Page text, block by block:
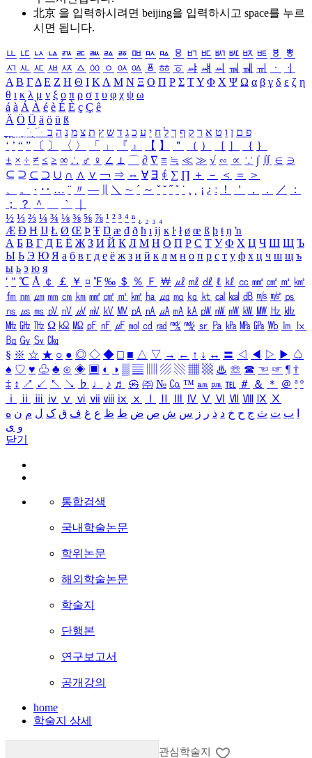
北京 을 입력하시려면 beijing을 입력하시고 space를 누르
시면 됩니다.
ㅥ ㅦ ㅧ ㅨ ㅩ ㅪ ㅫ ㅬ ㅭ ㅮ ㅯ ㅰ ㅱ ㅲ ㅳ ㅴ ㅵ ㅶ ㅷ ㅸ
ㅹ
ㅺ ㅻ ㅼ ㅽ ㅾ ㅿ ㆀ ㆁ ㆂ ㆃ ㆄ ㆅ ㆆ ㆇ ㆈ ㆉ ㆊ ㆋ ㆌ ㆍ
ㆎ
Α Β ΓΔ Ε Ζ Η Θ Ι ΚΛ Μ Ν Ξ Ο Π Ρ Σ ΤΥ Φ Χ Ψ Ω α β γ δ ε ζ η
θ ι κ λ μ ν ξ ο π ρ σ τ υ φ χ ψ ω
á à Á À é è É È ç Ç ê
Ä Ö Ü ä ö ü ß
ִֶֹ ֻּ ׁׂ פ ם ן ו ט א ר ק ף ך ל ח י ע כ ג ד ש ץ ת צ מ נ ה ב
‘ ’ “ ” 〔 〕 〈 〉 「 」 『 』 【 】 ＂ （ ） ［ ］ ｛ ｝
± × ÷ ≠ ≤ ≥ ∞ ∴ ♂ ♀ ∠ ⊥ ⌒ ∂ ∇ ≡ ≒ ≪ ≫ √ ∽ ∝ ∵ ∫ ∬ ∈ ∋
⊆ ⊇ ⊂ ⊃ ∪ ∩ ∧ ∨ ￢ ⇒ ⇔ ∀ ∃ ∮ ∑ ∏ ＋ － ＜ ＝
＞
、
。 · ‥ … ¨ 〃 ― ＼ ∼ ´ ～ ˇ ˘ ˝ ˚ ˙ ¸ ¡ ¿ ː ！ ＇ ， ． ／
：
；
？ ＾ ｀
½ ⅓ ⅔ ¼ ¾ ⅛ ⅜ ⅝ ⅞ ¹ ² ³ ⁴ ⁿ ₁ ₂ ₃ ₄
Æ Ð Ħ Ĳ Ł Ø Œ Þ Ŧ Ŋ æ đ ð ħ ı ĳ ĸ ŀ ł ø œ ß þ ŧ ŋ ŉ
А Б В Г Д Е Ё Ж З И Й К Л М Н О П Р С Т У Ф Х Ц Ч Ш Щ Ъ
Ы Ь Э Ю Я а б в г д е ё ж з и й к л м н о п р с т у ф х ц ч ш щ ъ
ы ь э ю я
′ ″ ℃ Å ￠ ￡ ￥ ¤ ℉ ‰ ＄ ％ Ｆ ￦ ㎕ ㎖ ㎗ ℓ ㎘ ㏄ ㎣ ㎤ ㎥ ㎦
㎙ ㎚ ㎛ ㎜ ㎝ ㎞ ㎟ ㎠ ㎡ ㎢ ㏊ ㎍ ㎎ ㎏ ㏏ ㎈ ㎉ ㏈ ㎧ ㎨ ㎰
㎱ ㎲ ㎳ ㎴ ㎵ ㎶ ㎷ ㎸ ㎹ ㎀ ㎁ ㎂ ㎃ ㎄ ㎺ ㎻ ㎽ ㎾ ㎿ ㎐ ㎑
㎒ ㎓ ㎔ Ω ㏀ ㏁ ㎊ ㎋ ㎌ ㏖ ㏅ ㎭ ㎮ ㎯ ㏛ ㎩ ㎪ ㎫ ㎬ ㏝ ㏐
㏓
㏃ ㏉ ㏜ ㏆
§ ※ ☆ ★ ○ ● ◎ ◇ ◆ □ ■ △ ▽ → ← ↑ ↓ ↔ 〓 ◁ ◀ ▷ ▶ ♤
♠ ♡ ♥ ♧ ♣ ⊙ ◈ ▣ ◐ ◑ ▒ ▤ ▨ ▧ ▦ ▩ ♨ ☏ ☎ ☜ ☞ ¶ †
‡ ↕ ↗ ↙ ↖ ↘ ♭ ♩ ♪ ♬ ㉿ ㈜ № ㏇ ™ ㏂ ㏘ ℡ ＃ ＆ ＊ ＠ ª º
ⅰ
ⅱ ⅲ ⅳ ⅴ ⅵ ⅶ ⅷ ⅸ ⅹ Ⅳ Ⅴ Ⅵ Ⅶ Ⅷ Ⅸ Ⅹ
ب ت ث ج ح خ د ذ ر ز س ش ص ض ط ظ ع غ ف ق ک ل م ن ه
و ی
닫기
통합검색
국내학술논문
학위논문
해외학술논문
학술지
단행본
연구보고서
공개강의
home
학술지 상세
관심학술지